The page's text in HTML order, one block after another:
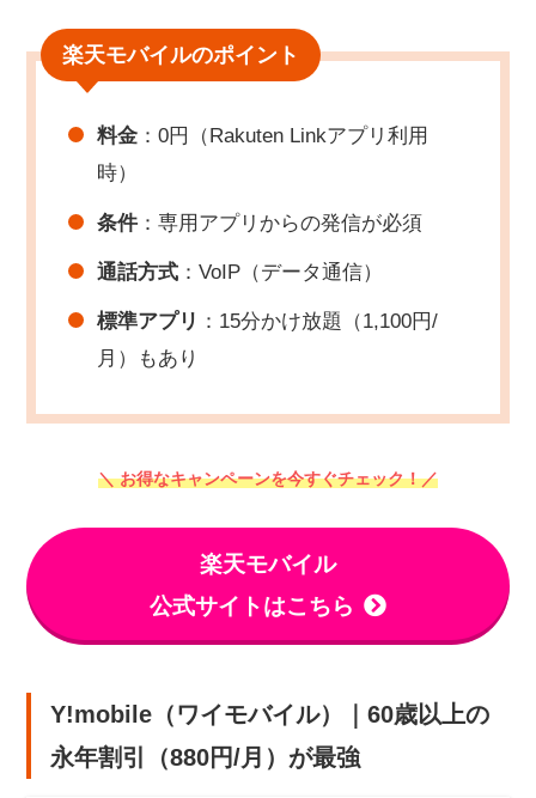
楽天モバイルのポイント
料金 ：0円（Rakuten Linkアプリ利用
時）
条件 ：専用アプリからの発信が必須
通話方式 ：VoIP（データ通信）
標準アプリ ：15分かけ放題（1,100円/
月）もあり
＼ お得なキャンペーンを今すぐチェック！／
楽天モバイル
公式サイトはこちら
Y!mobile（ワイモバイル）｜60歳以上の
永年割引（880円/月）が最強